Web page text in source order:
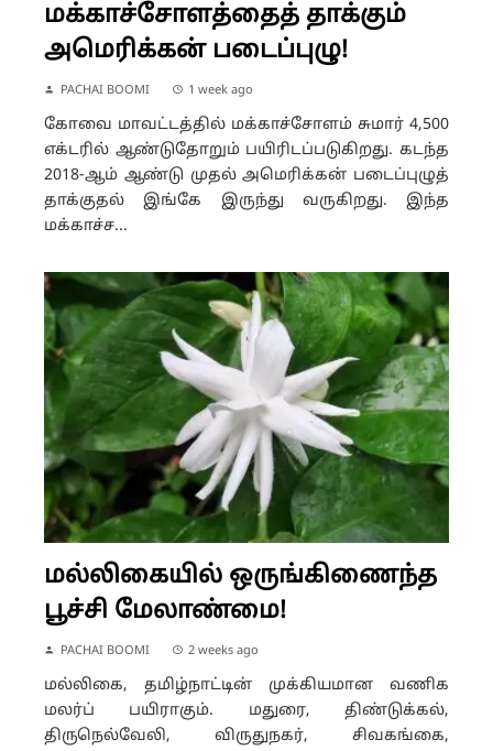
மக்காச்சோளத்தைத் தாக்கும்
அமெரிக்கன் படைப்புழு!
PACHAI BOOMI 1 week ago
கோவை மாவட்டத்தில் மக்காச்சோளம் சுமார் 4,500
எக்டரில் ஆண்டுதோறும் பயிரிடப்படுகிறது. கடந்த
2018-ஆம் ஆண்டு முதல் அமெரிக்கன் படைப்புழுத்
தாக்குதல் இங்கே இருந்து வருகிறது. இந்த
மக்காச்ச...
மல்லிகையில் ஒருங்கிணைந்த
பூச்சி மேலாண்மை!
PACHAI BOOMI 2 weeks ago
மல்லிகை, தமிழ்நாட்டின் முக்கியமான வணிக
மலர்ப் பயிராகும். மதுரை, திண்டுக்கல்,
திருநெல்வேலி, விருதுநகர், சிவகங்கை,